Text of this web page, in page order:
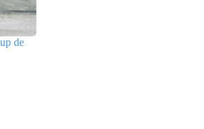
de